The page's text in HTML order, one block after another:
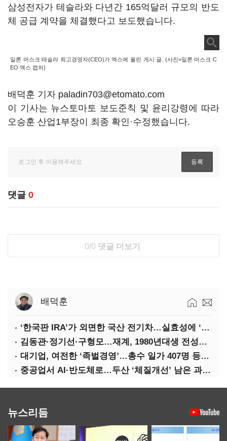
삼성전자가 테슬라와 다년간 165억달러 규모의 반도
체 공급 계약을 체결했다고 보도했습니다.
일론 머스크 테슬라 최고경영자(CEO)가 엑스에 올린 게시 글. (사진=일론 머스크 C
EO 엑스 캡처)
배덕훈 기자 paladin703@etomato.com
이 기사는 뉴스토마토 보도준칙 및 윤리강령에 따라
오승훈 산업1부장이 최종 확인·수정했습니다.
댓글 0
0/0 댓글 더보기
배덕훈
‘한국판 IRA’가 외면한 국산 전기차…실효성에 ‘의문’
김동관·정기선·구형모…재계, 1980년대생 전성시대
대기업, 여전한 ‘족벌경영’…총수 일가 407명 등기임원
중공업서 AI·반도체로…두산 ‘체질개선’ 남은 과제는
뉴스리듬